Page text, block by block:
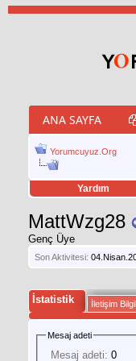
ANA SAYFA
Yorumcuyuz.Org
Yardım
hilesiMattWzg28
Genç Üye
Son Aktivitesi:
İstatistik İletişim
Mesaj adeti
Mesaj adeti: 0